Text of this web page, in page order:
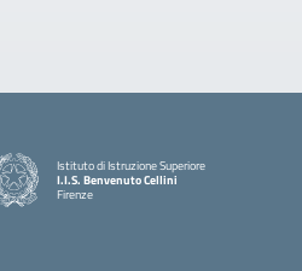
Istituto di Istruzione Superiore
I.I.S. Benvenuto Cellini
Firenze